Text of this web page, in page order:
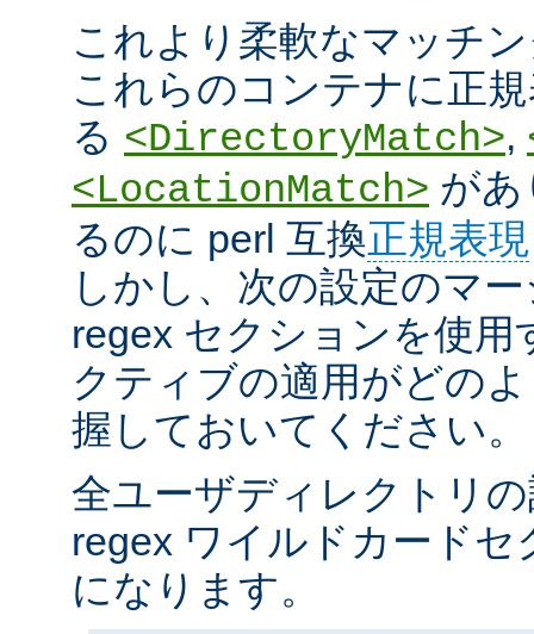
これより柔軟なマッチ
これらのコンテナに正
る <DirectoryMatch>,
<LocationMatch> があ
るのに perl 互換正規表現
しかし、次の設定のマ
regex セクションを使
クティブの適用がどの
握しておいてください。
全ユーザディレクトリ
regex ワイルドカード
になります。